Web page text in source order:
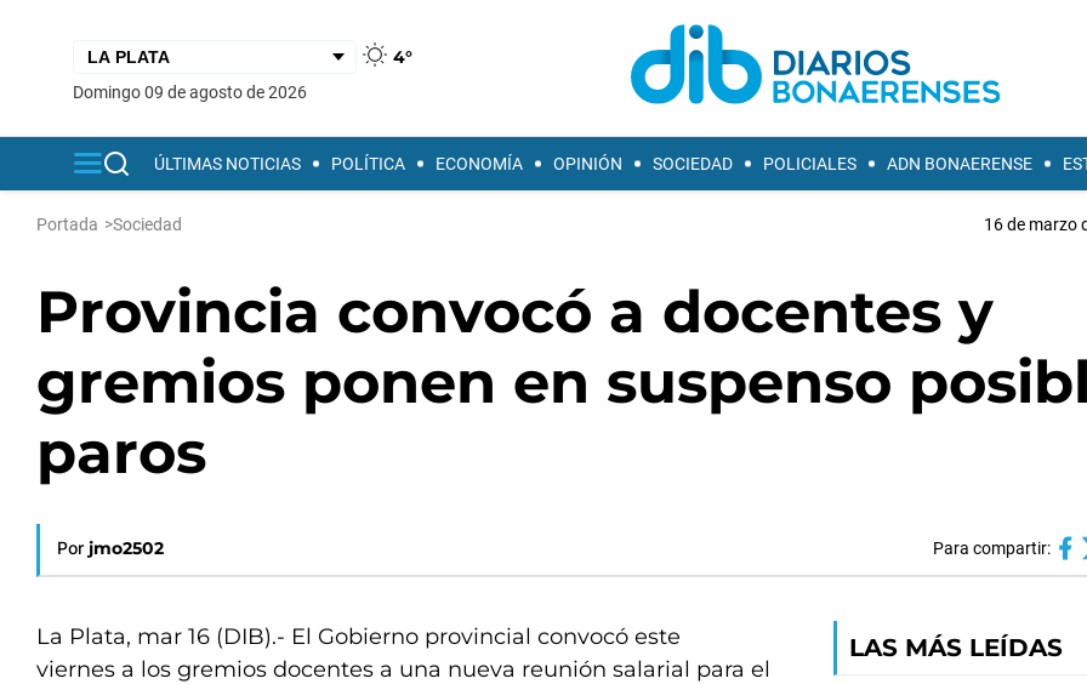
4°
domingo 09 de agosto de 2026
ÚLTIMAS NOTICIAS POLÍTICA ECONOMÍA OPINIÓN SOCIEDAD POLICIALES ADN BONAERENSE
Portada >Sociedad 16 de marzo
Provincia convocó a docentes y
gremios ponen en suspenso
paros
Por jmo2502 Para compartir:
La Plata, mar 16 (DIB).- El Gobierno provincial convocó este
viernes a los gremios docentes a una nueva reunión salarial para el
LAS MÁS LEÍDAS